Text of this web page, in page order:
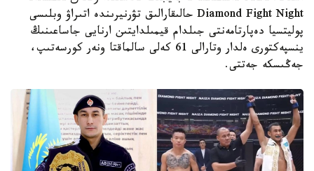
Diamond Fight Night حالىقارالىق تۋرنيرىندە اتىراۋ وبلىسى
پوليتسيا دەپارتامەنتى جىلدام قيمىلدايتىن ارنايى جاساعىنىڭ
ينسپەكتورى ەلدار وتارالى 61 كەلى سالماقتا ونەر كورسەتىپ،
جەڭىسكە جەتتى.